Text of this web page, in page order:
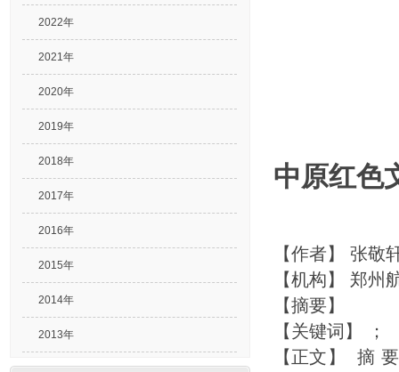
2022年
2021年
2020年
2019年
2018年
2017年
2016年
2015年
2014年
2013年
中原红色
【作者】 张敬
【机构】 郑州
【摘要】
【关键词】
；
【正文】 摘